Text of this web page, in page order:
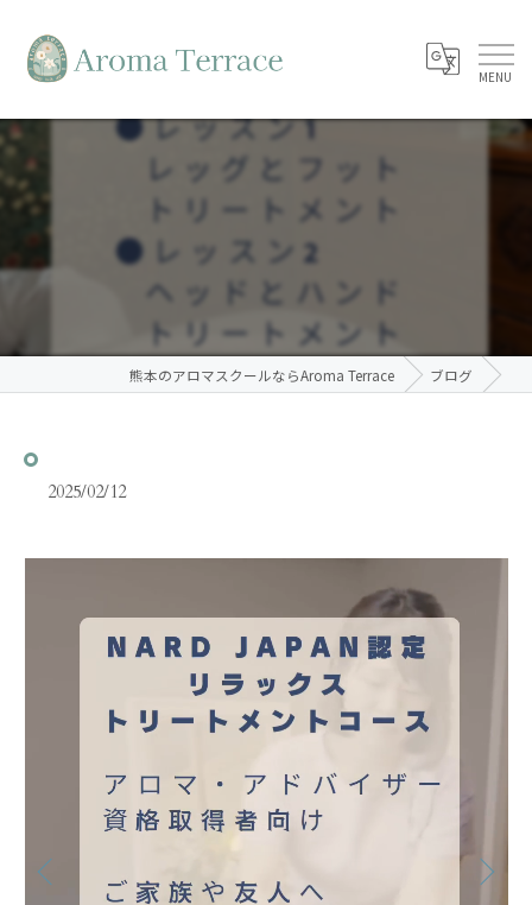
熊本のアロマスクールならAroma Terrace ブログ
2025/02/12